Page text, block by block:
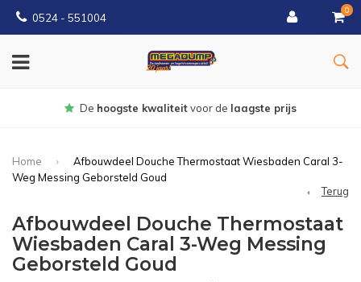
0524 - 551004
0
Gratisbezorgd vanaf
Home
Afbouwdeel Douche Thermostaat Wiesbaden Caral 3-
Weg Messing Geborsteld Goud
Terug
Afbouwdeel Douche Thermostaat
Wiesbaden Caral 3-Weg Messing
Geborsteld Goud